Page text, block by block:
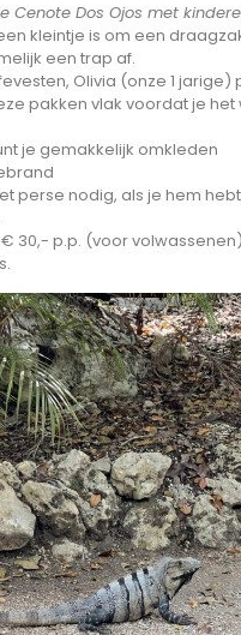
Cenote Dos Ojos met
kleintje is om een
een trap af.
Olivia (onze 1 jarige)
pakken vlak voordat je het
je gemakkelijk omkleden
perse nodig, als je hem
30,- p.p. (voor